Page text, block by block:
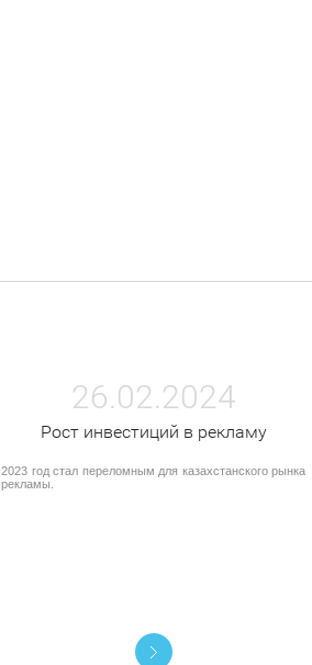
26.02.2024
Рост инвестиций в рекламу
2023 год стал переломным для казахстанского рынка
рекламы.